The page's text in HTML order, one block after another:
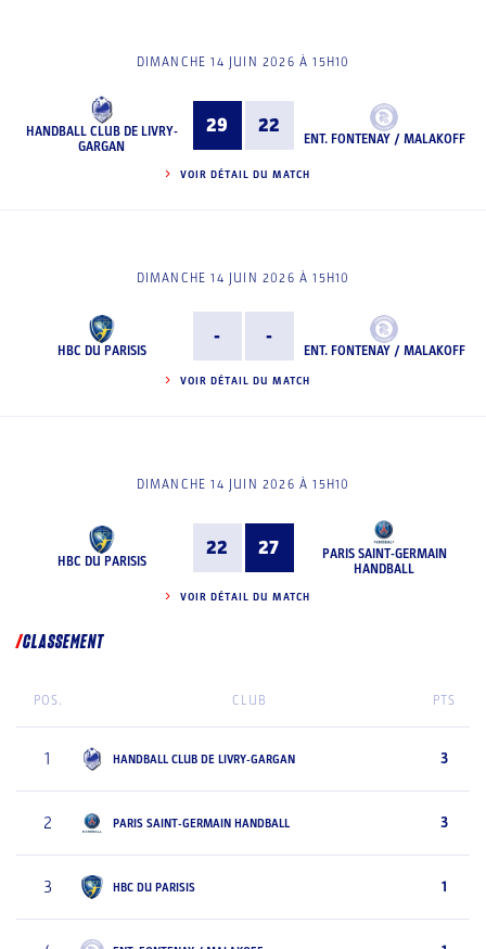
DIMANCHE 14 JUIN 2026 À 15H10
HANDBALL CLUB DE LIVRY-
GARGAN
29 22
ENT. FONTENAY / MALAKOFF
VOIR DÉTAIL DU MATCH
DIMANCHE 14 JUIN 2026 À 15H10
HBC DU PARISIS
- -
ENT. FONTENAY / MALAKOFF
VOIR DÉTAIL DU MATCH
DIMANCHE 14 JUIN 2026 À 15H10
HBC DU PARISIS
22 27
PARIS SAINT-GERMAIN
HANDBALL
VOIR DÉTAIL DU MATCH
CLASSEMENT
POS. CLUB PTS
1 HANDBALL CLUB DE LIVRY-GARGAN 3
2 PARIS SAINT-GERMAIN HANDBALL 3
3 HBC DU PARISIS 1